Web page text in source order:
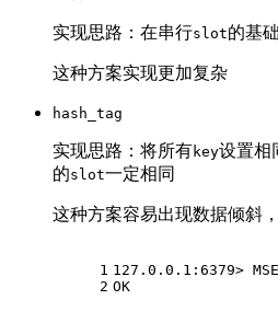
实现思路：在串行slot的基
这种方案实现更加复杂
hash_tag
实现思路：将所有key设置相
的slot一定相同
这种方案容易出现数据倾斜
1
2
127.0.0.1:6379>
OK